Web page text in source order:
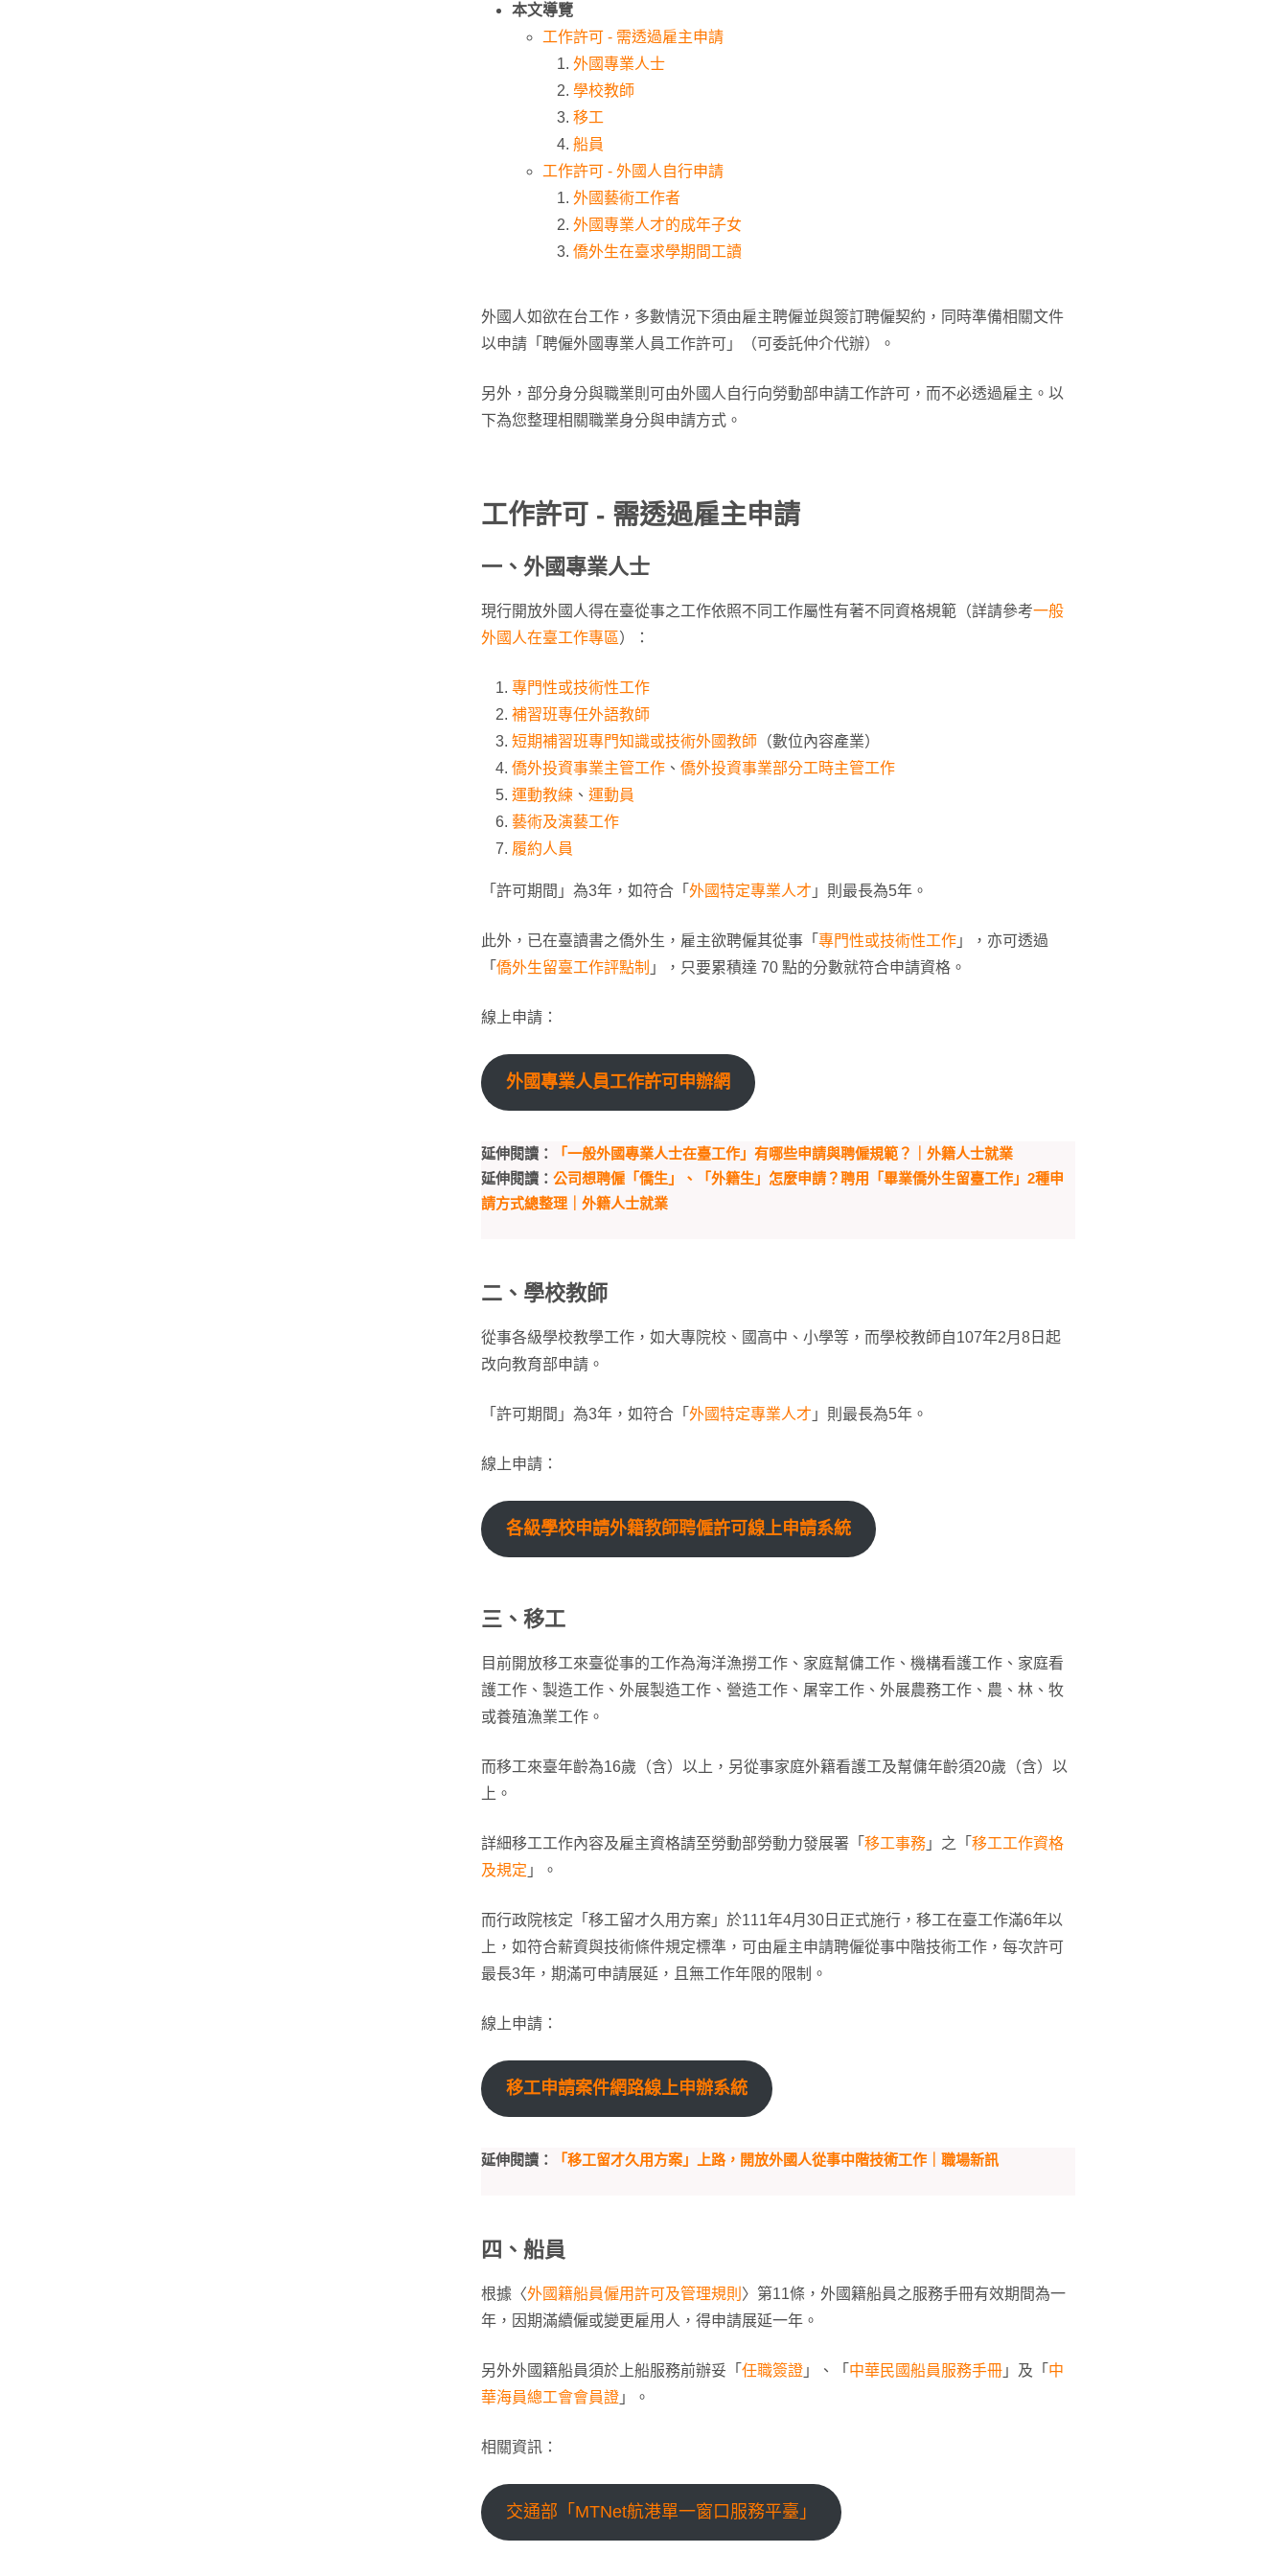
本文導覽
工作許可 - 需透過雇主申請
外國專業人士
學校教師
移工
船員
工作許可 - 外國人自行申請
外國藝術工作者
外國專業人才的成年子女
僑外生在臺求學期間工讀
外國人如欲在台工作，多數情況下須由雇主聘僱並與簽訂聘僱契約，同時準備相關文件
以申請「聘僱外國專業人員工作許可」（可委託仲介代辦）。
另外，部分身分與職業則可由外國人⾃⾏向勞動部申請⼯作許可，而不必透過雇主。以
下為您整理相關職業身分與申請方式。
工作許可 - 需透過雇主申請
一、外國專業人士
現行開放外國人得在臺從事之工作依照不同工作屬性有著不同資格規範（詳請參考一般
外國人在臺工作專區）：
專門性或技術性工作
補習班專任外語教師
短期補習班專門知識或技術外國教師 （數位內容產業）
僑外投資事業主管工作 、 僑外投資事業部分工時主管工作
運動教練 、 運動員
藝術及演藝工作
履約人員
「許可期間」為3年，如符合「 外國特定專業人才 」則最長為5年。
此外，已在臺讀書之僑外生，雇主欲聘僱其從事「 專門性或技術性工作 」，亦可透過
「 僑外生留臺工作評點制 」，只要累積達 70 點的分數就符合申請資格。
線上申請：
外國專業人員工作許可申辦網
延伸閱讀：
「一般外國專業人士在臺工作」有哪些申請與聘僱規範？｜外籍人士就業
延伸閱讀： 公司想聘僱「僑生」、「外籍生」怎麼申請？聘用「畢業僑外生留臺工作」2種申
請方式總整理｜外籍人士就業
二、學校教師
從事各級學校教學工作，如大專院校、國高中、小學等，而學校教師自107年2月8日起
改向教育部申請。
「許可期間」為3年，如符合「 外國特定專業人才 」則最長為5年。
線上申請：
各級學校申請外籍教師聘僱許可線上申請系統
三、移工
目前開放移工來臺從事的工作為海洋漁撈工作、家庭幫傭工作、機構看護工作、家庭看
護工作、製造工作、外展製造工作、營造工作、屠宰工作、外展農務工作、農、林、牧
或養殖漁業工作。
而移工來臺年齡為16歲（含）以上，另從事家庭外籍看護工及幫傭年齡須20歲（含）以
上。
詳細移工工作內容及雇主資格請至勞動部勞動力發展署「 移工事務 」之「 移工工作資格
及規定 」。
而行政院核定「移工留才久用方案」於111年4月30日正式施行，移工在臺工作滿6年以
上，如符合薪資與技術條件規定標準，可由雇主申請聘僱從事中階技術工作，每次許可
最長3年，期滿可申請展延，且無工作年限的限制。
線上申請：
移工申請案件網路線上申辦系統
延伸閱讀： 「移工留才久用方案」上路，開放外國人從事中階技術工作｜職場新訊
四、船員
根據〈外國籍船員僱用許可及管理規則 〉第11條，外國籍船員之服務手冊有效期間為一
年，因期滿續僱或變更雇用人，得申請展延一年。
另外外國籍船員須於上船服務前辦妥「 任職簽證 」、「 中華民國船員服務手冊 」及「 中
華海員總工會會員證 」。
相關資訊：
交通部「MTNet航港單一窗口服務平臺」